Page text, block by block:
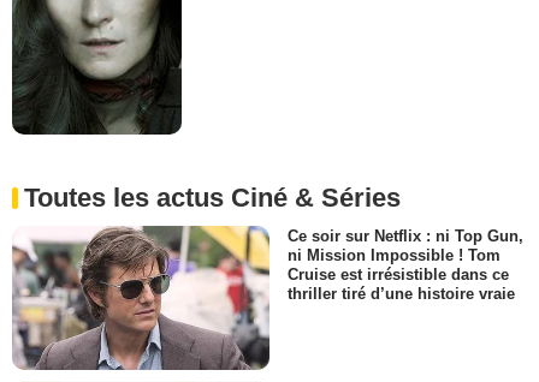
Toutes les actus Ciné & Séries
Ce soir sur Netflix : ni Top Gun,
ni Mission Impossible ! Tom
Cruise est irrésistible dans ce
thriller tiré d’une histoire vraie